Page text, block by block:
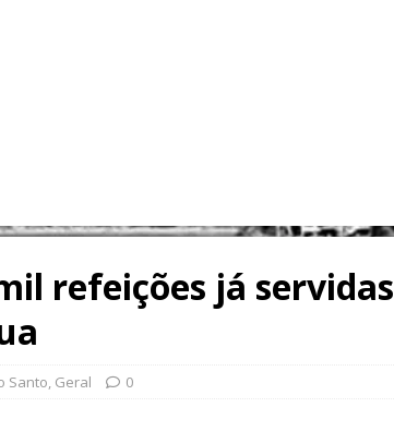
refeições já servidas
Santo, Geral 0